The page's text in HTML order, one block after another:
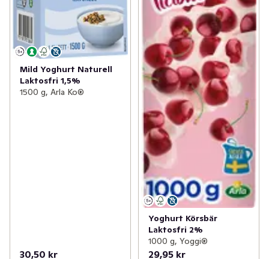
Mild Yoghurt Naturell
Laktosfri 1,5%
1500 g, Arla Ko®
30,50 kr
Yoghurt Körsbär
Laktosfri 2%
1000 g, Yoggi®
29,95 kr